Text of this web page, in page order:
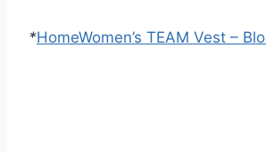
*HomeWomen’s TEAM Vest –